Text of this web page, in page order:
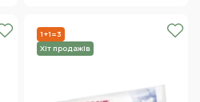
1+1=3
Хіт продажів